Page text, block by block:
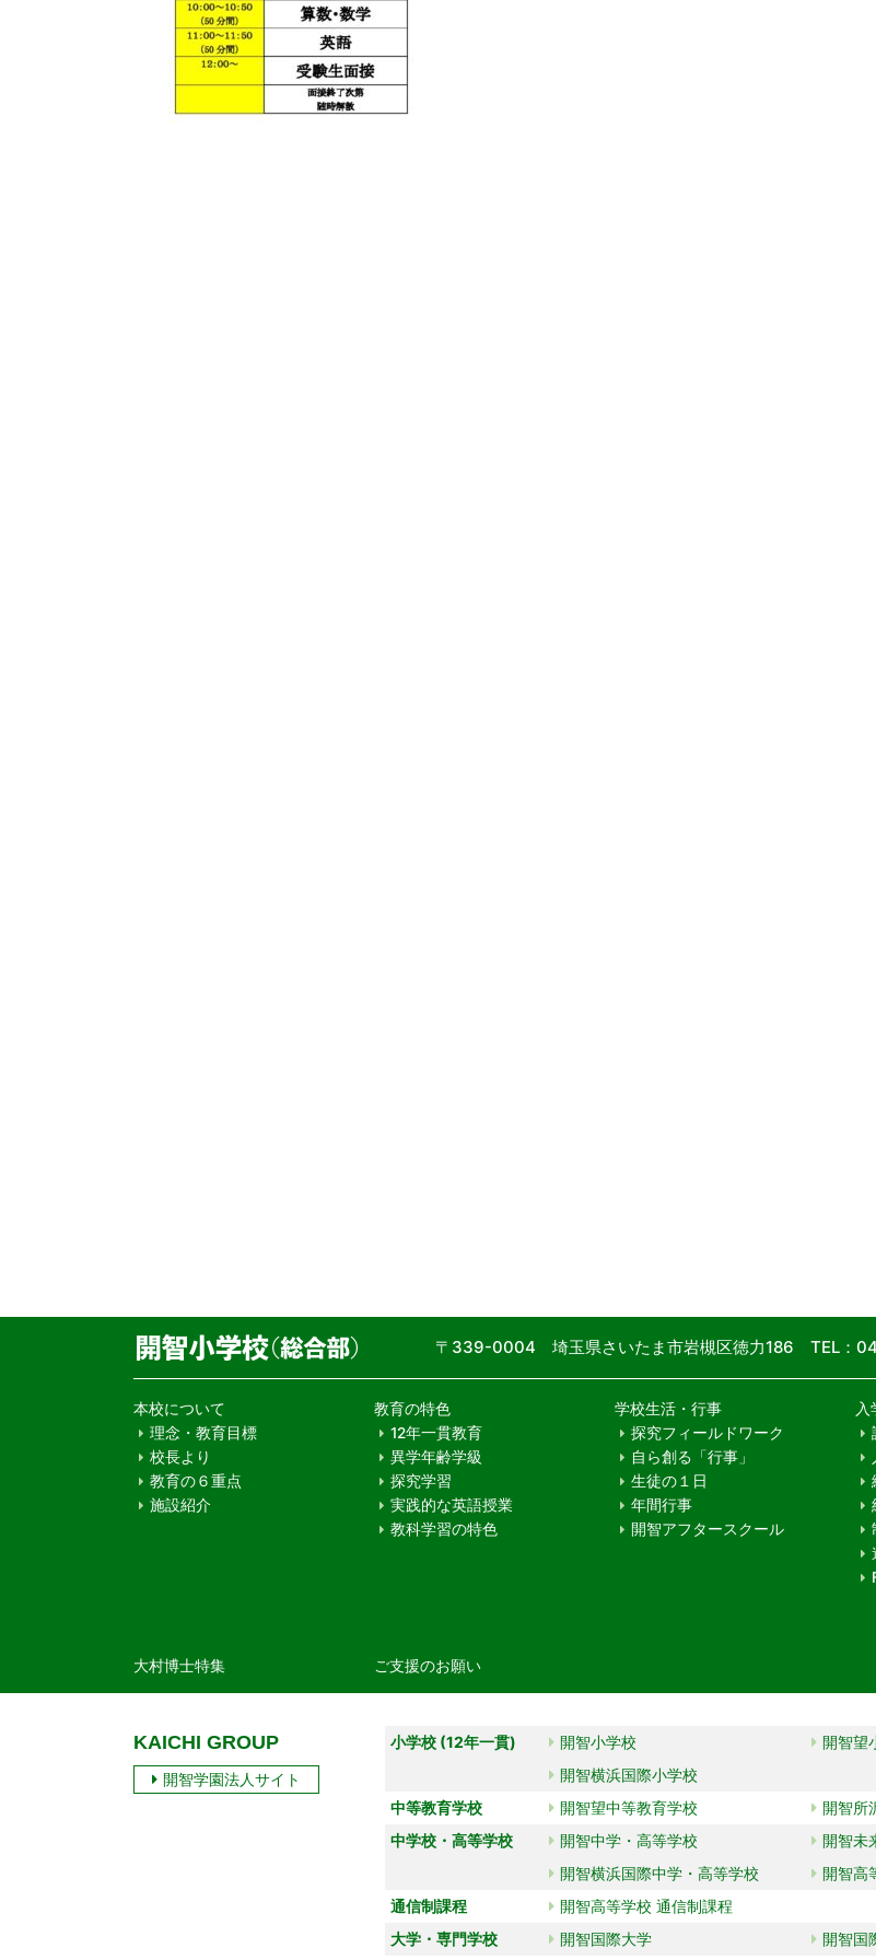
〒339-0004 埼玉県さいたま市岩槻区徳力186 TEL：
本校について
理念・教育目標
校長より
教育の６重点
施設紹介
教育の特色
12年一貫教育
異学年齢学級
探究学習
実践的な英語授業
教科学習の特色
学校生活・行事
探究フィールドワーク
自ら創る「行事」
生徒の１日
年間行事
開智アフタースクール
入
大村博士特集 ご支援のお願い
KAICHI GROUP
開智学園法人サイト
小学校 (12年一貫) 開智小学校 開智望
開智横浜国際小学校
中等教育学校
開智望中等教育学校
開智所
中学校・高等学校
開智中学・高等学校 開智未
開智横浜国際中学・高等学校
開智高
通信制課程
開智高等学校 通信制課程
大学・専門学校
開智国際大学 開智国